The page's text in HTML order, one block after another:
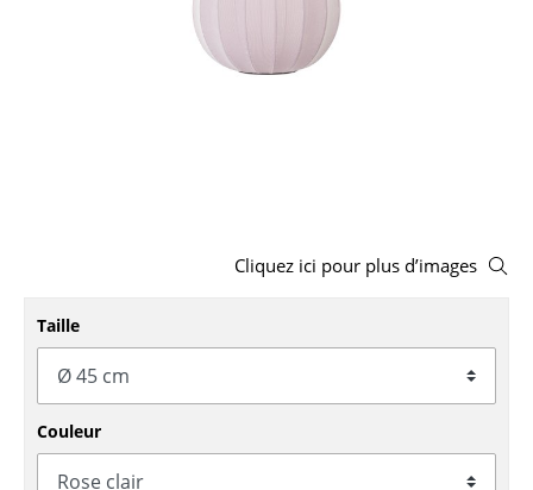
Chaises et Tabourets de bar
Chaises à bascule
Chaises de bureau
Fauteuils de direction
Cliquez ici pour plus d’images
Taille
Couleur